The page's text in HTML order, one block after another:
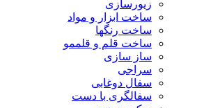
زیورسازی
ساخت ابزار و مواد
ساخت رنگها
ساخت قلم و قلممو
ساز سازی
سراجی
سفال دوغابی
سفالگری با دست